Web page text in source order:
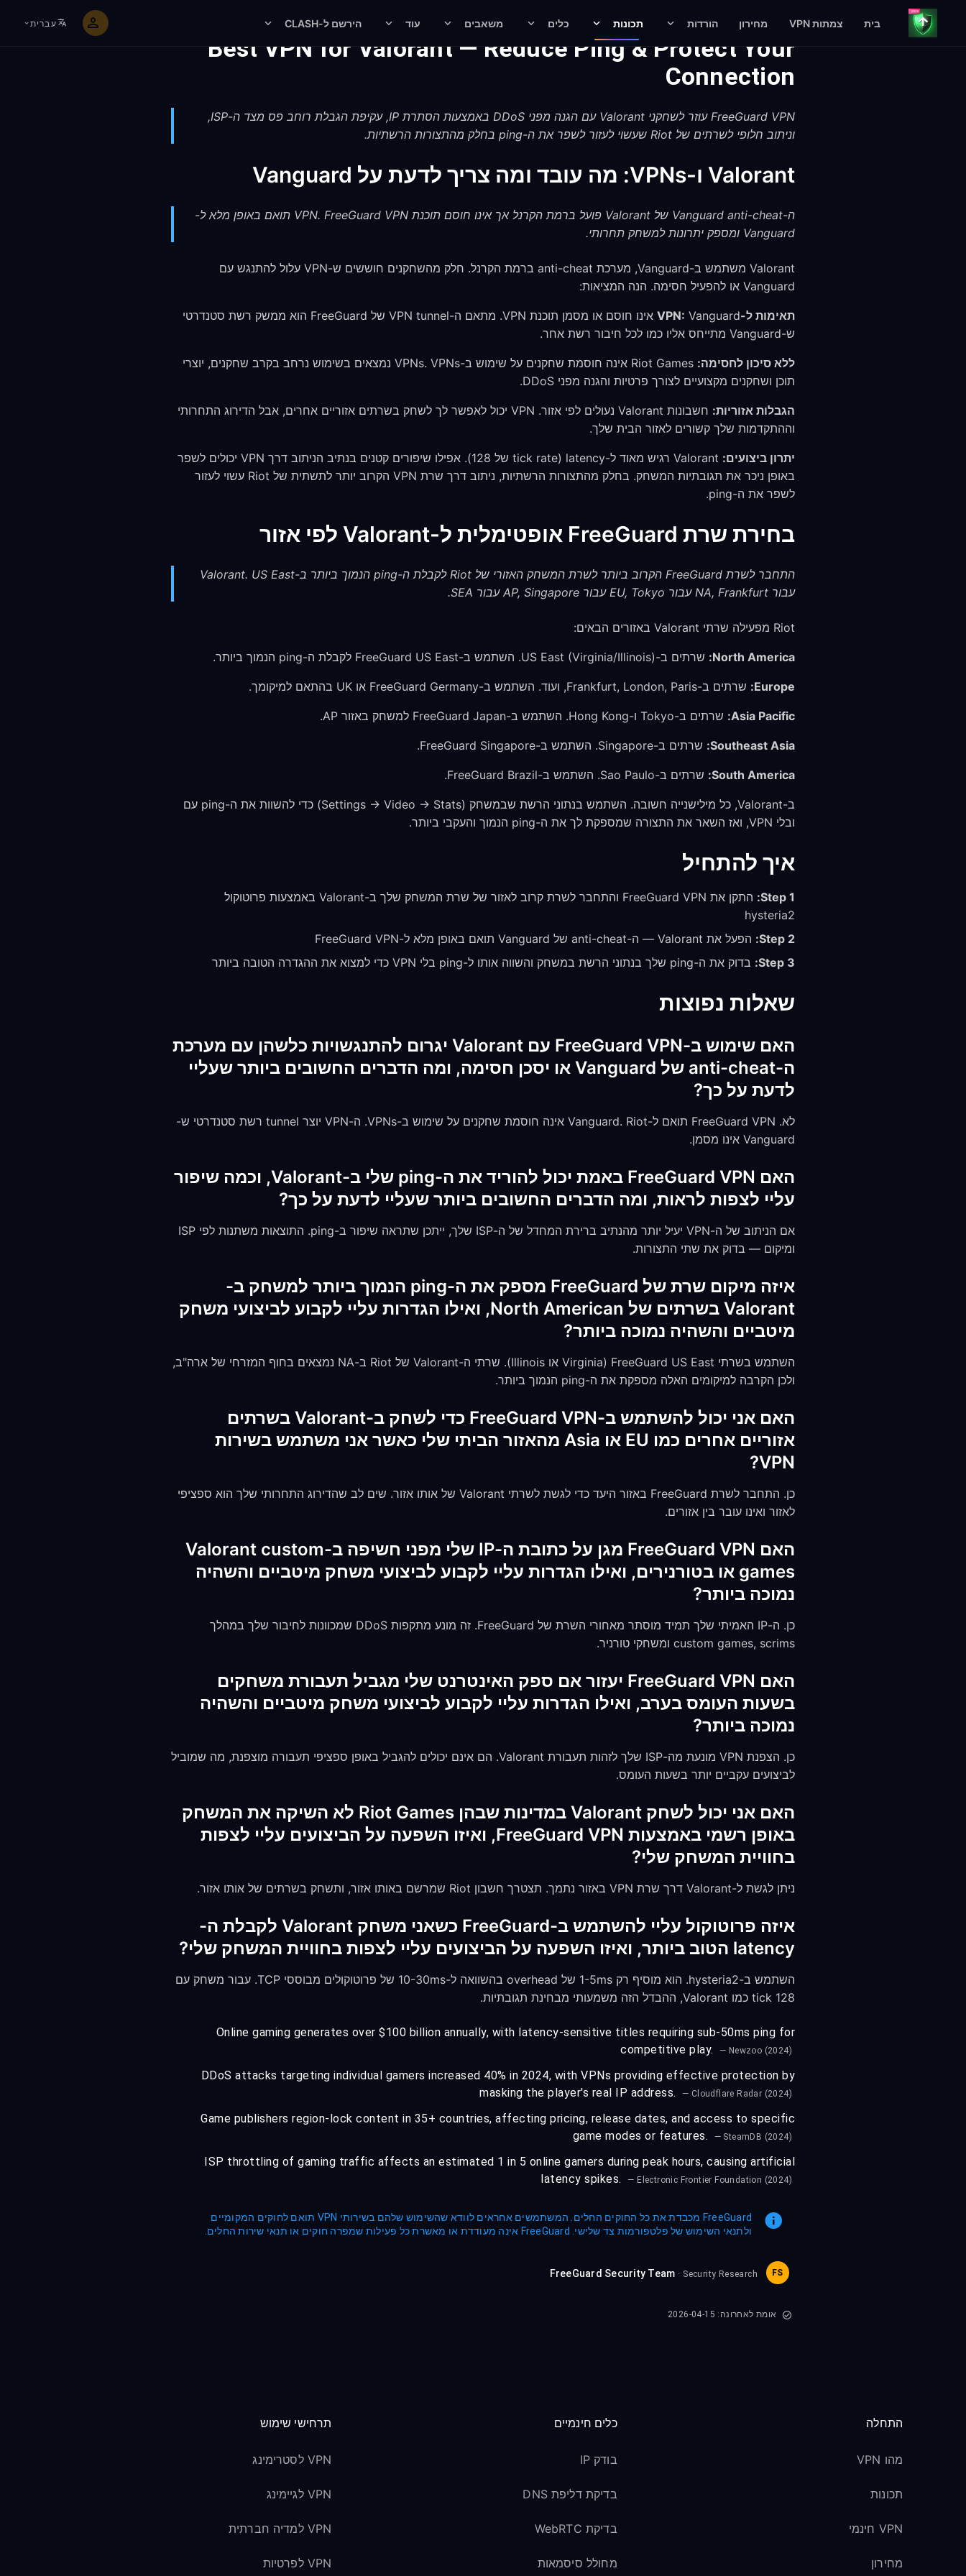
בית צמתות VPN מחירון הורדות תכונות כלים משאבים עוד הירשם ל-CLASH עברית
Best VPN for Valorant — Reduce Ping & Protect Your
Connection
FreeGuard VPN עוזר לשחקני Valorant עם הגנה מפני DDoS באמצעות הסתרת IP, עקיפת הגבלת רוחב פס מצד ה-ISP,
וניתוב חלופי לשרתים של Riot שעשוי לעזור לשפר את ה-ping בחלק מהתצורות הרשתיות.
Valorant ו-VPNs: מה עובד ומה צריך לדעת על Vanguard
ה-Vanguard anti-cheat של Valorant פועל ברמת הקרנל אך אינו חוסם תוכנת VPN. FreeGuard VPN תואם באופן מלא ל-
Vanguard ומספק יתרונות למשחק תחרותי.
Valorant משתמש ב-Vanguard, מערכת anti-cheat ברמת הקרנל. חלק מהשחקנים חוששים ש-VPN עלול להתנגש עם
Vanguard או להפעיל חסימה. הנה המציאות:
תאימות ל-VPN:
Vanguard אינו חוסם או מסמן תוכנת VPN. מתאם ה-VPN tunnel של FreeGuard הוא ממשק רשת סטנדרטי
ש-Vanguard מתייחס אליו כמו לכל חיבור רשת אחר.
ללא סיכון לחסימה:
Riot Games אינה חוסמת שחקנים על שימוש ב-VPNs. VPNs נמצאים בשימוש נרחב בקרב שחקנים, יוצרי
תוכן ושחקנים מקצועיים לצורך פרטיות והגנה מפני DDoS.
הגבלות אזוריות:
חשבונות Valorant נעולים לפי אזור. VPN יכול לאפשר לך לשחק בשרתים אזוריים אחרים, אבל הדירוג התחרותי
וההתקדמות שלך קשורים לאזור הבית שלך.
יתרון ביצועים:
Valorant רגיש מאוד ל-latency (tick rate של 128). אפילו שיפורים קטנים בנתיב הניתוב דרך VPN יכולים לשפר
באופן ניכר את תגובתיות המשחק. בחלק מהתצורות הרשתיות, ניתוב דרך שרת VPN הקרוב יותר לתשתית של Riot עשוי לעזור
לשפר את ה-ping.
בחירת שרת FreeGuard אופטימלית ל-Valorant לפי אזור
התחבר לשרת FreeGuard הקרוב ביותר לשרת המשחק האזורי של Riot לקבלת ה-ping הנמוך ביותר ב-Valorant. US East
עבור NA, Frankfurt עבור EU, Tokyo עבור AP, Singapore עבור SEA.
Riot מפעילה שרתי Valorant באזורים הבאים:
North America: שרתים ב-US East (Virginia/Illinois). השתמש ב-FreeGuard US East לקבלת ה-ping הנמוך ביותר.
Europe: שרתים ב-Frankfurt, London, Paris, ועוד. השתמש ב-FreeGuard Germany או UK בהתאם למיקומך.
Asia Pacific: שרתים ב-Tokyo ו-Hong Kong. השתמש ב-FreeGuard Japan למשחק באזור AP.
Southeast Asia: שרתים ב-Singapore. השתמש ב-FreeGuard Singapore.
South America: שרתים ב-Sao Paulo. השתמש ב-FreeGuard Brazil.
ב-Valorant, כל מילישנייה חשובה. השתמש בנתוני הרשת שבמשחק (Settings → Video → Stats) כדי להשוות את ה-ping עם
ובלי VPN, ואז השאר את התצורה שמספקת לך את ה-ping הנמוך והעקבי ביותר.
איך להתחיל
Step 1:
התקן את FreeGuard VPN והתחבר לשרת קרוב לאזור של שרת המשחק שלך ב-Valorant באמצעות פרוטוקול
hysteria2
Step 2: הפעל את Valorant — ה-anti-cheat של Vanguard תואם באופן מלא ל-FreeGuard VPN
Step 3: בדוק את ה-ping שלך בנתוני הרשת במשחק והשווה אותו ל-ping בלי VPN כדי למצוא את ההגדרה הטובה ביותר
שאלות נפוצות
האם שימוש ב-FreeGuard VPN עם Valorant יגרום להתנגשויות כלשהן עם מערכת
ה-anti-cheat של Vanguard או יסכן חסימה, ומה הדברים החשובים ביותר שעליי
לדעת על כך?
לא. FreeGuard VPN תואם ל-Vanguard. Riot אינה חוסמת שחקנים על שימוש ב-VPNs. ה-VPN יוצר tunnel רשת סטנדרטי ש-
Vanguard אינו מסמן.
האם FreeGuard VPN באמת יכול להוריד את ה-ping שלי ב-Valorant, וכמה שיפור
עליי לצפות לראות, ומה הדברים החשובים ביותר שעליי לדעת על כך?
אם הניתוב של ה-VPN יעיל יותר מהנתיב ברירת המחדל של ה-ISP שלך, ייתכן שתראה שיפור ב-ping. התוצאות משתנות לפי ISP
ומיקום — בדוק את שתי התצורות.
איזה מיקום שרת של FreeGuard מספק את ה-ping הנמוך ביותר למשחק ב-
Valorant בשרתים של North American, ואילו הגדרות עליי לקבוע לביצועי משחק
מיטביים והשהיה נמוכה ביותר?
השתמש בשרתי FreeGuard US East (Virginia או Illinois). שרתי ה-Valorant של Riot ב-NA נמצאים בחוף המזרחי של ארה"ב,
ולכן הקרבה למיקומים האלה מספקת את ה-ping הנמוך ביותר.
האם אני יכול להשתמש ב-FreeGuard VPN כדי לשחק ב-Valorant בשרתים
אזוריים אחרים כמו EU או Asia מהאזור הביתי שלי כאשר אני משתמש בשירות
VPN?
כן. התחבר לשרת FreeGuard באזור היעד כדי לגשת לשרתי Valorant של אותו אזור. שים לב שהדירוג התחרותי שלך הוא ספציפי
לאזור ואינו עובר בין אזורים.
האם FreeGuard VPN מגן על כתובת ה-IP שלי מפני חשיפה ב-Valorant custom
games או בטורנירים, ואילו הגדרות עליי לקבוע לביצועי משחק מיטביים והשהיה
נמוכה ביותר?
כן. ה-IP האמיתי שלך תמיד מוסתר מאחורי השרת של FreeGuard. זה מונע מתקפות DDoS שמכוונות לחיבור שלך במהלך
custom games, scrims ומשחקי טורניר.
האם FreeGuard VPN יעזור אם ספק האינטרנט שלי מגביל תעבורת משחקים
בשעות העומס בערב, ואילו הגדרות עליי לקבוע לביצועי משחק מיטביים והשהיה
נמוכה ביותר?
כן. הצפנת VPN מונעת מה-ISP שלך לזהות תעבורת Valorant. הם אינם יכולים להגביל באופן ספציפי תעבורה מוצפנת, מה שמוביל
לביצועים עקביים יותר בשעות העומס.
האם אני יכול לשחק Valorant במדינות שבהן Riot Games לא השיקה את המשחק
באופן רשמי באמצעות FreeGuard VPN, ואיזו השפעה על הביצועים עליי לצפות
בחוויית המשחק שלי?
ניתן לגשת ל-Valorant דרך שרת VPN באזור נתמך. תצטרך חשבון Riot שמרשם באותו אזור, ותשחק בשרתים של אותו אזור.
איזה פרוטוקול עליי להשתמש ב-FreeGuard כשאני משחק Valorant לקבלת ה-
latency הטוב ביותר, ואיזו השפעה על הביצועים עליי לצפות בחוויית המשחק שלי?
השתמש ב-hysteria2. הוא מוסיף רק 1-5ms של overhead בהשוואה ל-10-30ms של פרוטוקולים מבוססי TCP. עבור משחק עם
128 tick כמו Valorant, ההבדל הזה משמעותי מבחינת תגובתיות.
Online gaming generates over $100 billion annually, with latency-sensitive titles requiring sub-50ms ping for
competitive play.
— Newzoo (2024)
DDoS attacks targeting individual gamers increased 40% in 2024, with VPNs providing effective protection by
masking the player's real IP address.
— Cloudflare Radar (2024)
Game publishers region-lock content in 35+ countries, affecting pricing, release dates, and access to specific
game modes or features.
— SteamDB (2024)
ISP throttling of gaming traffic affects an estimated 1 in 5 online gamers during peak hours, causing artificial
latency spikes.
— Electronic Frontier Foundation (2024)
FreeGuard מכבדת את כל החוקים החלים. המשתמשים אחראים לוודא שהשימוש שלהם בשירותי VPN תואם לחוקים המקומיים
ולתנאי השימוש של פלטפורמות צד שלישי. FreeGuard אינה מעודדת או מאשרת כל פעילות שמפרה חוקים או תנאי שירות החלים.
FS
FreeGuard Security Team · Security Research
אומת לאחרונה: 2026-04-15
התחלה
מהו VPN
תכונות
VPN חינמי
מחירון
כלים חינמיים
בודק IP
בדיקת דליפת DNS
בדיקת WebRTC
מחולל סיסמאות
תרחישי שימוש
VPN לסטרימינג
VPN לגיימינג
VPN למדיה חברתית
VPN לפרטיות